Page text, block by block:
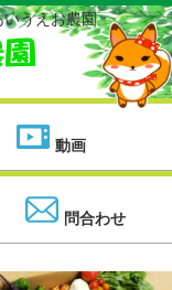
うえお農園
動画
問合わせ